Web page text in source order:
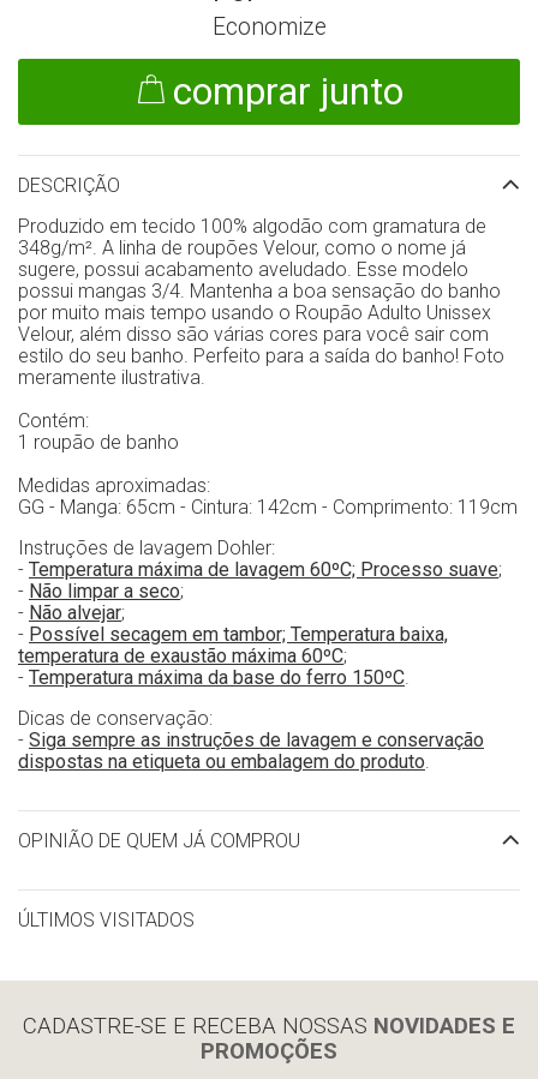
Economize
comprar junto
DESCRIÇÃO
Produzido em tecido 100% algodão com gramatura de
348g/m². A linha de roupões Velour, como o nome já
sugere, possui acabamento aveludado. Esse modelo
possui mangas 3/4. Mantenha a boa sensação do banho
por muito mais tempo usando o Roupão Adulto Unissex
Velour, além disso são várias cores para você sair com
estilo do seu banho. Perfeito para a saída do banho! Foto
meramente ilustrativa.
Contém:
1 roupão de banho
Medidas aproximadas:
GG - Manga: 65cm - Cintura: 142cm - Comprimento: 119cm
Instruções de lavagem Dohler:
- Temperatura máxima de lavagem 60ºC; Processo suave;
- Não limpar a seco;
- Não alvejar;
- Possível secagem em tambor; Temperatura baixa,
temperatura de exaustão máxima 60ºC;
- Temperatura máxima da base do ferro 150ºC
Dicas de conservação:
- Siga sempre as instruções de lavagem e conservação
dispostas na etiqueta ou embalagem do produto
OPINIÃO DE QUEM JÁ COMPROU
ÚLTIMOS VISITADOS
CADASTRE-SE E RECEBA NOSSAS NOVIDADES E
PROMOÇÕES